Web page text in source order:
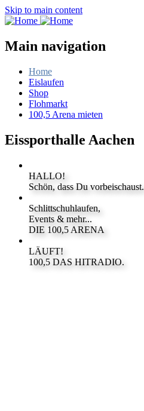
Skip to main content
Main navigation
Home
Eislaufen
Shop
Flohmarkt
100,5 Arena mieten
Eissporthalle Aachen
HALLO!
Schön, dass Du vorbeischaust.
Schlittschuhlaufen,
Events & mehr...
DIE 100,5 ARENA
LÄUFT!
100,5 DAS HITRADIO.